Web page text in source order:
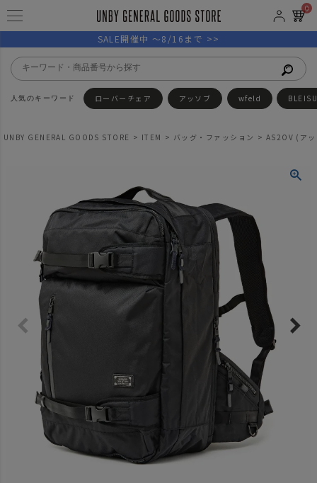
0
SALE開催中 ～8/16まで >>
ローバーチェア アッソブ wfeld
UNBY GENERAL GOODS STORE ITEM バッグ・ファッション AS2OV (ア